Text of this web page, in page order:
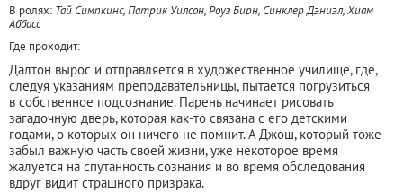
В ролях: Тай Симпкинс, Патрик Уилсон, Роуз Бирн, Синклер Дэниэл, Хиам
Аббасс
Где проходит:
Далтон вырос и отправляется в художественное училище, где,
следуя указаниям преподавательницы, пытается погрузиться
в собственное подсознание. Парень начинает рисовать
загадочную дверь, которая как-то связана с его детскими
годами, о которых он ничего не помнит. А Джош, который тоже
забыл важную часть своей жизни, уже некоторое время
жалуется на спутанность сознания и во время обследования
вдруг видит страшного призрака.